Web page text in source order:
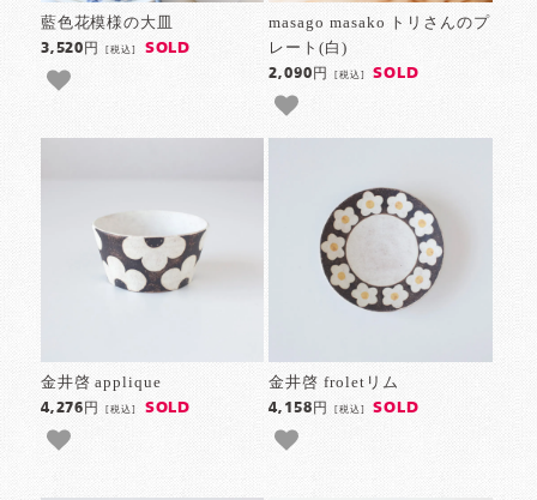
藍色花模様の大皿
3,520円[税込] SOLD
masago masako トリさんのプ
レート(白)
2,090円 [税込] SOLD
金井啓 applique
4,276円[税込] SOLD
金井啓 froletリム
4,158円 [税込] SOLD